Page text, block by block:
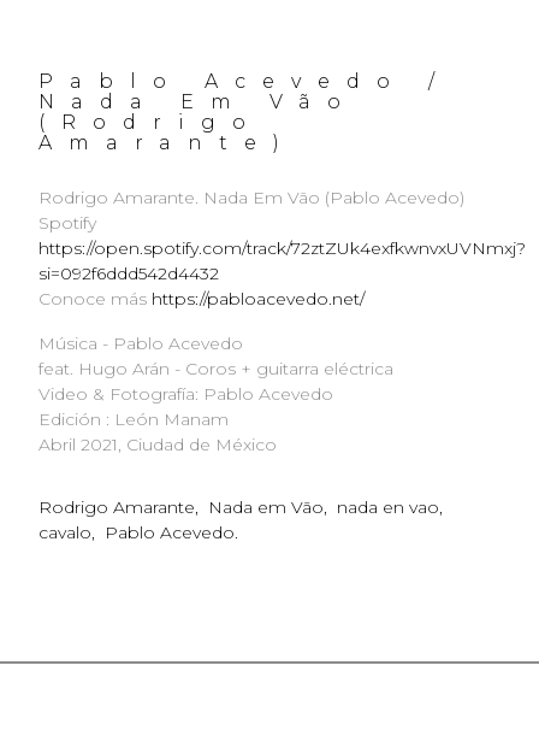
Pablo Acevedo /
Nada Em Vão
(Rodrigo
Amarante)
Rodrigo Amarante. Nada Em Vão (Pablo Acevedo)
Spotify
https://open.spotify.com/track/72ztZUk4exfkwnvxUVNmxj?
si=092f6ddd542d4432
Conoce más https://pabloacevedo.net/
Música - Pablo Acevedo
feat. Hugo Arán - Coros + guitarra eléctrica
Video & Fotografía: Pablo Acevedo
Edición : León Manam
Abril 2021, Ciudad de México
Rodrigo Amarante Nada em Vāo
nada en vao
cavalo
Pablo Acevedo